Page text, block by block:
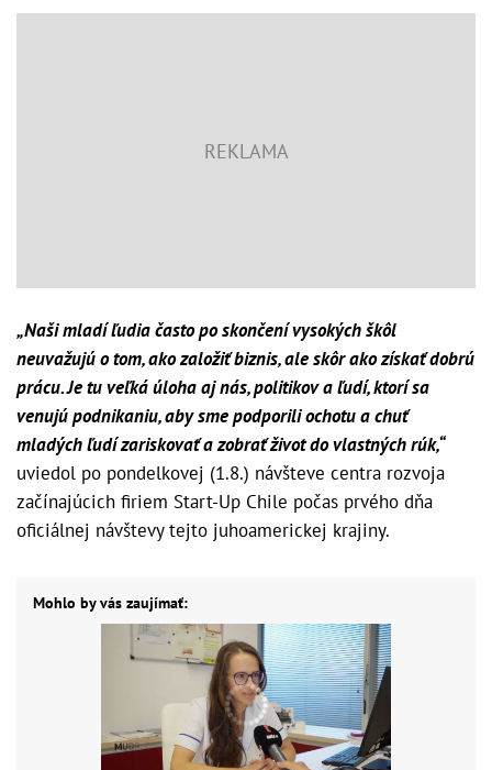
„Naši mladí ľudia často po skončení vysokých škôl
neuvažujú o tom, ako založiť biznis, ale skôr ako získať dobrú
prácu. Je tu veľká úloha aj nás, politikov a ľudí, ktorí sa
venujú podnikaniu, aby sme podporili ochotu a chuť
mladých ľudí zariskovať a zobrať život do vlastných rúk,“
uviedol po pondelkovej (1.8.) návšteve centra rozvoja
začínajúcich firiem Start-Up Chile počas prvého dňa
oficiálnej návštevy tejto juhoamerickej krajiny.
Mohlo by vás zaujímať: